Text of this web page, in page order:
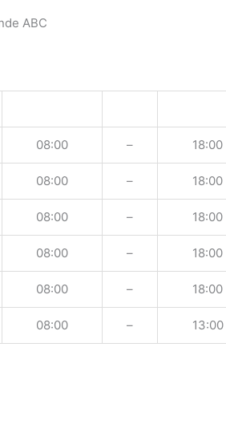
ABC
08:00 – 18:00
08:00 – 18:00
08:00 – 18:00
08:00 – 18:00
08:00 – 18:00
08:00 – 13:00